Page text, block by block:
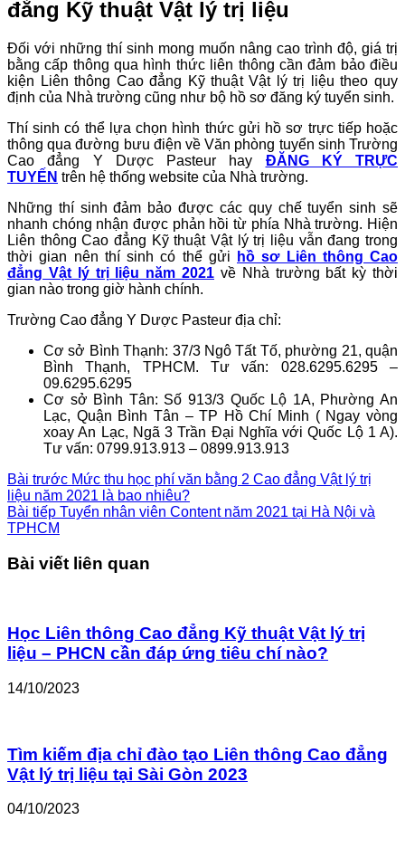
đẳng Kỹ thuật Vật lý trị liệu
Đối với những thí sinh mong muốn nâng cao trình độ, giá trị
bằng cấp thông qua hình thức liên thông cần đảm bảo điều
kiện Liên thông Cao đẳng Kỹ thuật Vật lý trị liệu theo quy
định của Nhà trường cũng như bộ hồ sơ đăng ký tuyển sinh.
Thí sinh có thể lựa chọn hình thức gửi hồ sơ trực tiếp hoặc
thông qua đường bưu điện về Văn phòng tuyển sinh Trường
Cao đẳng Y Dược Pasteur hay ĐĂNG KÝ TRỰC
TUYẾN trên hệ thống website của Nhà trường.
Những thí sinh đảm bảo được các quy chế tuyển sinh sẽ
nhanh chóng nhận được phản hồi từ phía Nhà trường. Hiện
Liên thông Cao đẳng Kỹ thuật Vật lý trị liệu vẫn đang trong
thời gian nên thí sinh có thể gửi
hồ sơ Liên thông Cao
đẳng Vật lý trị liệu năm 2021 về Nhà trường bất kỳ thời
gian nào trong giờ hành chính.
Trường Cao đẳng Y Dược Pasteur địa chỉ:
Cơ sở Bình Thạnh: 37/3 Ngô Tất Tố, phường 21, quận
Bình Thạnh, TPHCM. Tư vấn: 028.6295.6295 –
09.6295.6295
Cơ sở Bình Tân: Số 913/3 Quốc Lộ 1A, Phường An
Lạc, Quận Bình Tân – TP Hồ Chí Minh ( Ngay vòng
xoay An Lạc, Ngã 3 Trần Đại Nghĩa với Quốc Lộ 1 A).
Tư vấn: 0799.913.913 – 0899.913.913
Bài trước Mức thu học phí văn bằng 2 Cao đẳng Vật lý trị
liệu năm 2021 là bao nhiêu?
Bài tiếp Tuyển nhân viên Content năm 2021 tại Hà Nội và
TPHCM
Bài viết liên quan
Học Liên thông Cao đẳng Kỹ thuật Vật lý trị
liệu – PHCN cần đáp ứng tiêu chí nào?
14/10/2023
Tìm kiếm địa chỉ đào tạo Liên thông Cao đẳng
Vật lý trị liệu tại Sài Gòn 2023
04/10/2023